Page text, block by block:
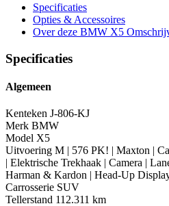
Specificaties
Opties & Accessoires
Over deze BMW X5
Specificaties
Algemeen
Kenteken J-806-KJ
Merk BMW
Model X5
Uitvoering M | 576 PK! | Maxton |
| Elektrische Trekhaak | Camera |
Harman & Kardon | Head-Up
Carrosserie SUV
Tellerstand 112.311 km